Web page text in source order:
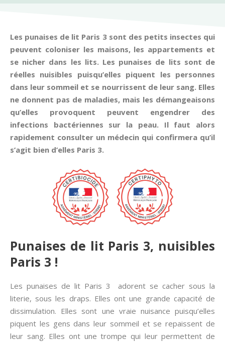
Les punaises de lit Paris 3 sont des petits insectes qui
peuvent coloniser les maisons, les appartements et
se nicher dans les lits. Les punaises de lits sont de
réelles nuisibles puisqu’elles piquent les personnes
dans leur sommeil et se nourrissent de leur sang. Elles
ne donnent pas de maladies, mais les démangeaisons
qu’elles provoquent peuvent engendrer des
infections bactériennes sur la peau. Il faut alors
rapidement consulter un médecin qui confirmera qu’il
s’agit bien d’elles Paris 3.
Punaises de lit Paris 3, nuisibles
Paris 3 !
Les punaises de lit Paris 3 adorent se cacher sous la
literie, sous les draps. Elles ont une grande capacité de
dissimulation. Elles sont une vraie nuisance puisqu’elles
piquent les gens dans leur sommeil et se repaissent de
leur sang. Elles ont une trompe qui leur permettent de